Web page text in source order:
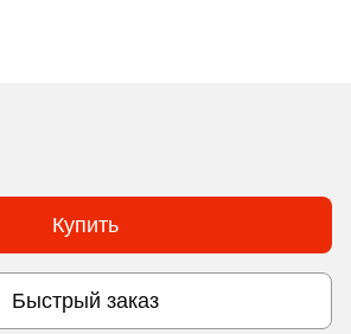
Купить
Быстрый заказ